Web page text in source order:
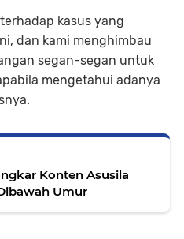
kasus yang
dan kami menghimbau
segan-segan untuk
mengetahui adanya
Konten Asusila
Umur